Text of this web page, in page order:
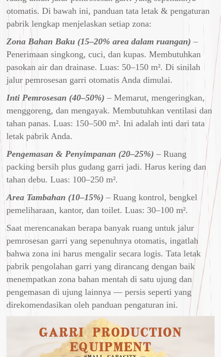
otomatis. Di bawah ini, panduan tata letak & pengaturan
pabrik lengkap menjelaskan setiap zona:
Zona Bahan Baku (15–20% area dalam ruangan) –
Penerimaan singkong, cuci, dan kupas. Membutuhkan
pasokan air dan drainase. Luas: 50–150 m². Di sinilah
jalur pemrosesan garri otomatis Anda dimulai.
Inti Pemrosesan (40–50%) – Memarut, mengeringkan,
menggoreng, dan mengayak. Membutuhkan ventilasi dan
tahan panas. Luas: 150–500 m². Ini adalah inti dari tata
letak pabrik Anda.
Pengemasan & Penyimpanan (20–25%) – Ruang
packing bersih plus gudang garri jadi. Harus kering dan
tahan debu. Luas: 100–250 m².
Area Tambahan (10–15%) – Ruang kontrol, bengkel
pemeliharaan, kantor, dan toilet. Luas: 30–100 m².
Saat merencanakan berapa banyak ruang untuk jalur
pemrosesan garri yang sepenuhnya otomatis, ingatlah
bahwa zona ini harus mengalir secara logis. Tata letak
pabrik pengolahan garri yang dirancang dengan baik
menempatkan zona bahan mentah di satu ujung dan
pengemasan di ujung lainnya — persis seperti yang
direkomendasikan oleh panduan pengaturan ini.